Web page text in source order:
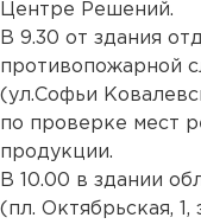
Центре Решений.
В 9.30 от здания
противопожарной
(ул.Софьи
по проверке мест
продукции.
В 10.00 в здании
(пл. Октябрьская, 1,